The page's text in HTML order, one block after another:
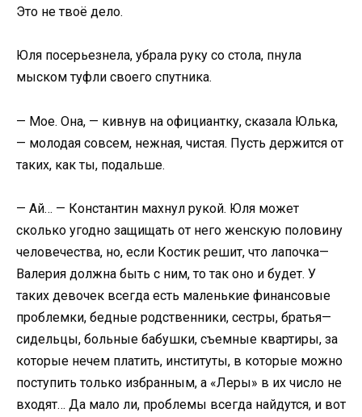
Это не твоё дело.
Юля посерьезнела, убрала руку со стола, пнула
мыском туфли своего спутника.
— Мое. Она, — кивнув на официантку, сказала Юлька,
— молодая совсем, нежная, чистая. Пусть держится от
таких, как ты, подальше.
— Ай… — Константин махнул рукой. Юля может
сколько угодно защищать от него женскую половину
человечества, но, если Костик решит, что лапочка—
Валерия должна быть с ним, то так оно и будет. У
таких девочек всегда есть маленькие финансовые
проблемки, бедные родственники, сестры, братья—
сидельцы, больные бабушки, съемные квартиры, за
которые нечем платить, институты, в которые можно
поступить только избранным, а «Леры» в их число не
входят… Да мало ли, проблемы всегда найдутся, и вот